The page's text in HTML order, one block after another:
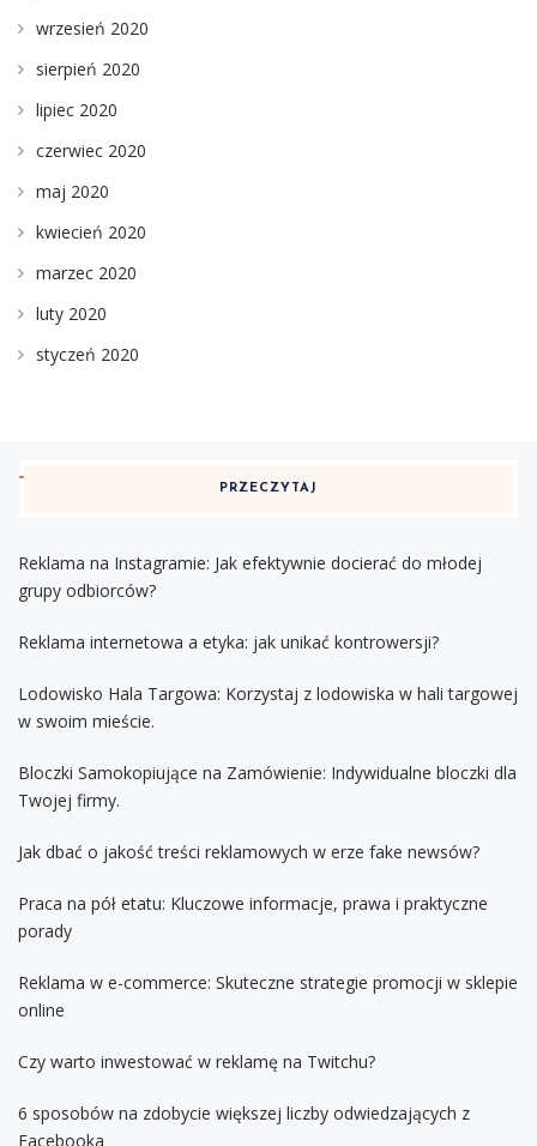
wrzesień 2020
sierpień 2020
lipiec 2020
czerwiec 2020
maj 2020
kwiecień 2020
marzec 2020
luty 2020
styczeń 2020
PRZECZYTAJ
Reklama na Instagramie: Jak efektywnie docierać do młodej
grupy odbiorców?
Reklama internetowa a etyka: jak unikać kontrowersji?
Lodowisko Hala Targowa: Korzystaj z lodowiska w hali targowej
w swoim mieście.
Bloczki Samokopiujące na Zamówienie: Indywidualne bloczki dla
Twojej firmy.
Jak dbać o jakość treści reklamowych w erze fake newsów?
Praca na pół etatu: Kluczowe informacje, prawa i praktyczne
porady
Reklama w e-commerce: Skuteczne strategie promocji w sklepie
online
Czy warto inwestować w reklamę na Twitchu?
6 sposobów na zdobycie większej liczby odwiedzających z
Facebooka